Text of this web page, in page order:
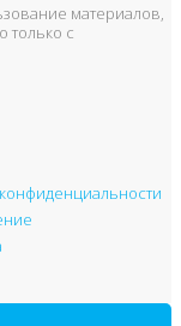
материалов,
только с